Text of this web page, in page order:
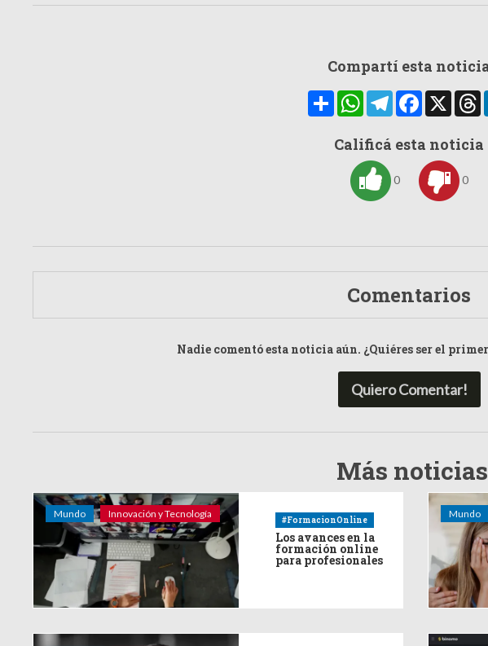
Compartí esta
CompartirWhatsAppTelegramFacebook
X
Calificá esta noticia
0 0
Comentarios
Nadie comentó esta noticia aún. ¿Quiéres ser el
Quiero Comentar!
Más
Mundo Innovación y Tecnología
#FormacionOnline
Los avances en la
formación online
para profesionales
Mundo